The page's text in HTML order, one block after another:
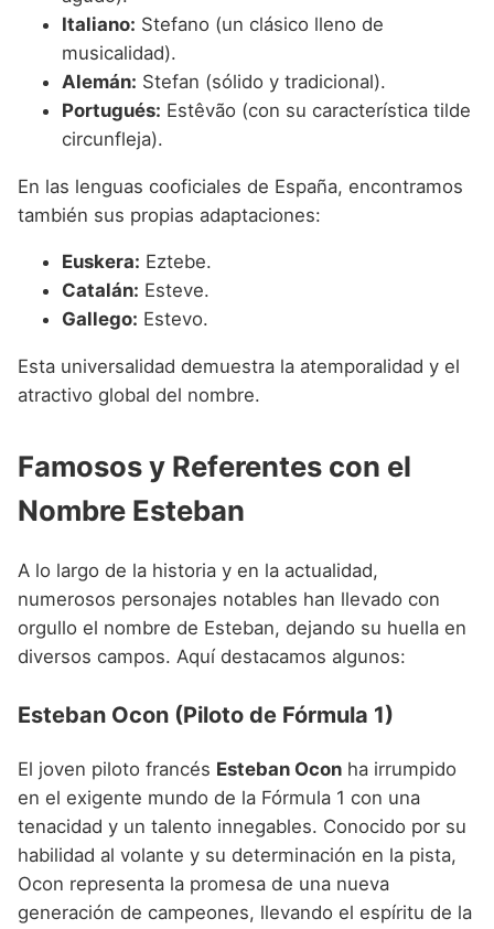
Italiano: Stefano (un clásico lleno de
musicalidad).
Alemán: Stefan (sólido y tradicional).
Portugués: Estêvão (con su característica tilde
circunfleja).
En las lenguas cooficiales de España, encontramos
también sus propias adaptaciones:
Euskera: Eztebe.
Catalán: Esteve.
Gallego: Estevo.
Esta universalidad demuestra la atemporalidad y el
atractivo global del nombre.
Famosos y Referentes con el
Nombre Esteban
A lo largo de la historia y en la actualidad,
numerosos personajes notables han llevado con
orgullo el nombre de Esteban, dejando su huella en
diversos campos. Aquí destacamos algunos:
Esteban Ocon (Piloto de Fórmula 1)
El joven piloto francés Esteban Ocon ha irrumpido
en el exigente mundo de la Fórmula 1 con una
tenacidad y un talento innegables. Conocido por su
habilidad al volante y su determinación en la pista,
Ocon representa la promesa de una nueva
generación de campeones, llevando el espíritu de la